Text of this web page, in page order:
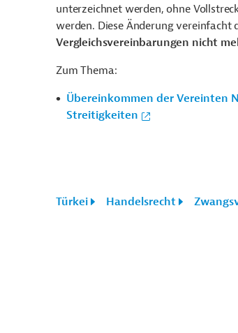
unterzeichnet werden, ohne
werden. Diese Änderung vereinfacht
Vergleichsvereinbarungen nicht
Zum Thema:
Übereinkommen der Vereinten
Streitigkeiten
Türkei Handelsrecht